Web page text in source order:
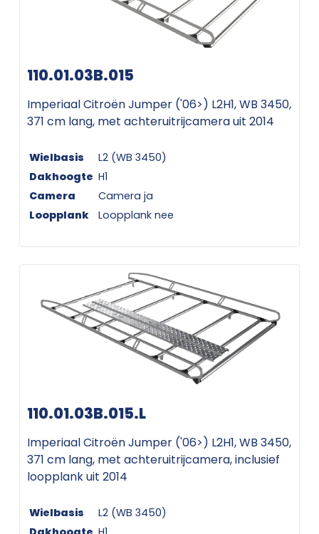
110.01.03B.015
Imperiaal Citroën Jumper ('06>) L2H1, WB 3450,
371 cm lang, met achteruitrijcamera uit 2014
Wielbasis
L2 (WB 3450)
Dakhoogte H1
Camera
Camera ja
Loopplank
Loopplank nee
110.01.03B.015.L
Imperiaal Citroën Jumper ('06>) L2H1, WB 3450,
371 cm lang, met achteruitrijcamera, inclusief
loopplank uit 2014
Wielbasis
L2 (WB 3450)